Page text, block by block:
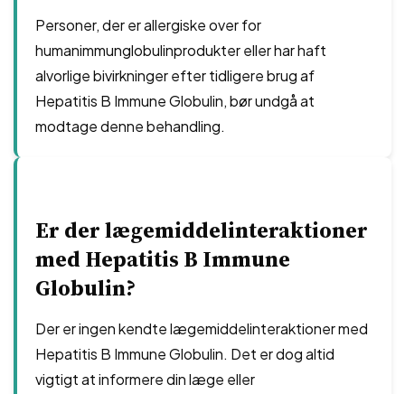
Personer, der er allergiske over for
humanimmunglobulinprodukter eller har haft
alvorlige bivirkninger efter tidligere brug af
Hepatitis B Immune Globulin, bør undgå at
modtage denne behandling.
Er der lægemiddelinteraktioner
med Hepatitis B Immune
Globulin?
Der er ingen kendte lægemiddelinteraktioner med
Hepatitis B Immune Globulin. Det er dog altid
vigtigt at informere din læge eller